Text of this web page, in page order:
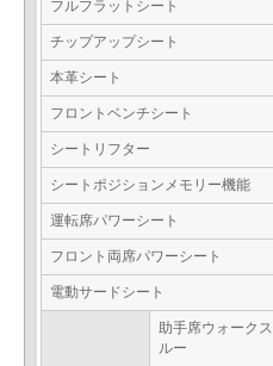
フルフラットシート
チップアップシート
本革シート
フロントベンチシート
シートリフター
シートポジションメモリー機能
運転席パワーシート
フロント両席パワーシート
電動サードシート
助手席ウォークス
ルー